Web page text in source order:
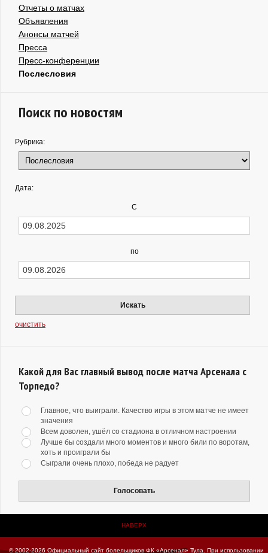
Отчеты о матчах
Объявления
Анонсы матчей
Пресса
Пресс-конференции
Послесловия
Поиск по новостям
Рубрика:
Дата:
С
по
Искать
очистить
Какой для Вас главный вывод после матча Арсенала с
Торпедо?
Главное, что выиграли. Качество игры в этом матче не имеет
значения
Всем доволен, ушёл со стадиона в отличном настроении
Лучше бы создали много моментов и много били по воротам,
хоть и проиграли бы
Сыграли очень плохо, победа не радует
Голосовать
НАВЕРХ
© 2002-2026 Официальный сайт болельщиков ФК «Арсенал» Тула. При использовании